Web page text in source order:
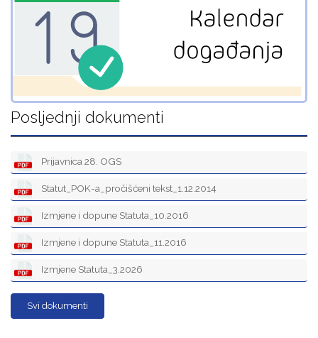
Posljednji dokumenti
Prijavnica 28. OGS
Statut_POK-a_pročišćeni tekst_1.12.2014
Izmjene i dopune Statuta_10.2016
Izmjene i dopune Statuta_11.2016
Izmjene Statuta_3.2026
Svi dokumenti